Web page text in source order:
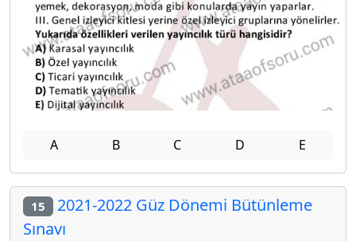
A B C D E
15 2021-2022 Güz Dönemi Bütünleme
Sınavı